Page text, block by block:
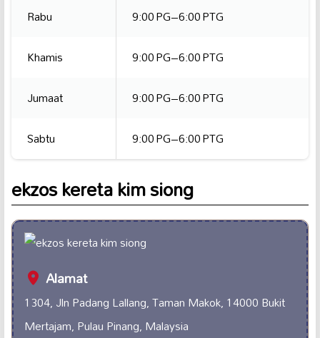
Rabu
9:00 PG–6:00 PTG
Khamis
9:00 PG–6:00 PTG
Jumaat
9:00 PG–6:00 PTG
Sabtu
9:00 PG–6:00 PTG
ekzos kereta kim siong
Alamat
1304, Jln Padang Lallang, Taman Makok, 14000 Bukit
Mertajam, Pulau Pinang, Malaysia